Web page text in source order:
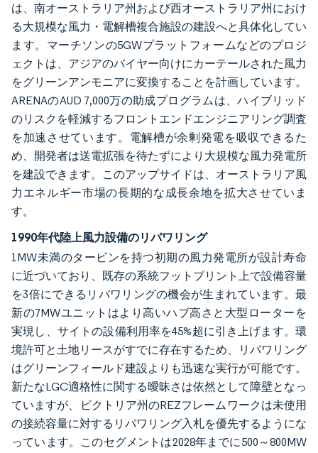
は、南オーストラリア州および西オーストラリア州におけ
る大規模な風力・電解槽複合施設の建設へと具体化してい
ます。マーチソンの5GWプラットフォームなどのプロジ
ェクトは、アジアのバイヤー向けにカーテールされた風力
をグリーンアンモニアに変換することを計画しています。
ARENAのAUD 7,000万の助成プログラムは、ハイブリッド
のリスクを軽減するフロントエンドエンジニアリング調査
を加速させています。電解槽が余剰発電を吸収できるた
め、開発者は送電拡張を待たずにより大規模な風力発電所
を建設できます。このアップサイドは、オーストラリア風
力エネルギー市場の長期的な成長余地を拡大させていま
す。
1990年代陸上風力設備のリパワリング
1MW未満のタービンを持つ初期の風力発電所が設計寿命
に近づいており、既存の系統フットプリント上で設備容量
を3倍にできるリパワリングの機会が生まれています。最
新の7MWユニットはより高いハブ高さと大型ローターを
実現し、サイトの設備利用率を45%超に引き上げます。環
境許可と土地リースがすでに存在するため、リパワリング
はグリーンフィールド建設よりも迅速な実行が可能です。
新たなLGC適格性に関する曖昧さは依然として障壁となっ
ていますが、ビクトリア州のREZフレームワークは未使用
の接続容量に対するリパワリング入札を優先するようにな
っています。このセグメントは2028年までに500～800MW